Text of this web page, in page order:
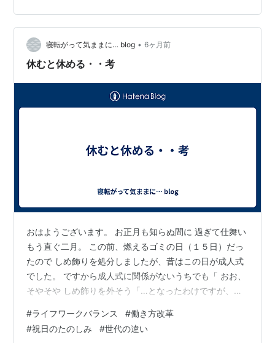
かった。
寝転がって気ままに… blog • 6ヶ月前
休むと休める・・考
おはようございます。 お正月も知らぬ間に 過ぎて仕舞い
もう直ぐ二月。 この前、燃えるゴミの日（１５日）だっ
たので しめ飾りを処分しましたが、昔はこの日が成人式
でした。 ですから成人式に関係がないうちでも「 おお、
そやそや しめ飾りを外そう「…となったわけですが、い
め飾りを 仕舞う時期を見失ってしまいそうです。成人式
といえば 二十歳から18歳になっています。これも物議を
#ライフワークバランス #働き方改革
#祝日のたのしみ #世代の違い